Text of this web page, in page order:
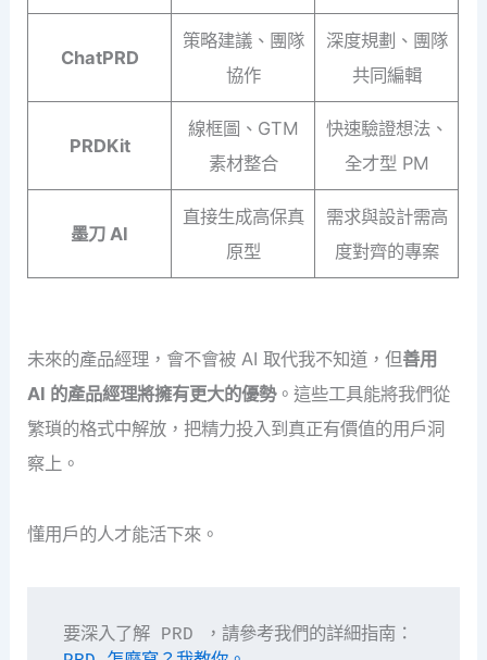
ChatPRD
策略建議、團隊
協作
深度規劃、團隊
共同編輯
PRDKit
線框圖、GTM
素材整合
快速驗證想法、
全才型 PM
墨刀 AI
直接生成高保真
原型
需求與設計需高
度對齊的專案
未來的產品經理，會不會被 AI 取代我不知道，但善用
AI 的產品經理將擁有更大的優勢。這些工具能將我們從
繁瑣的格式中解放，把精力投入到真正有價值的用戶洞
察上。
懂用戶的人才能活下來。
要深入了解 PRD ，請參考我們的詳細指南：